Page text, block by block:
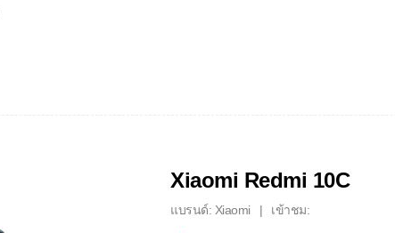
Xiaomi Redmi 10C
แบรนด์: Xiaomi เข้าชม: